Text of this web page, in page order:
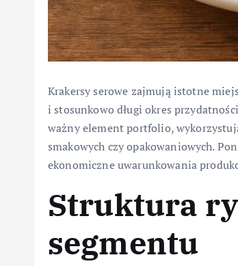
Krakersy serowe zajmują istotne
i stosunkowo długi okres
ważny element portfolio,
smakowych czy opakowaniowych.
ekonomiczne uwarunkowania
Struktura
segmentu